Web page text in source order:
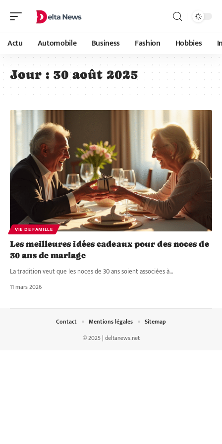
Actu Automobile Business Fashion Hobbies
Jour : 30 août 2025
VIE DE FAMILLE
Les meilleures idées cadeaux pour des noces de
30 ans de mariage
La tradition veut que les noces de 30 ans soient associées à…
11 mars 2026
© 2025 | deltanews.net
Contact Mentions légales Sitemap